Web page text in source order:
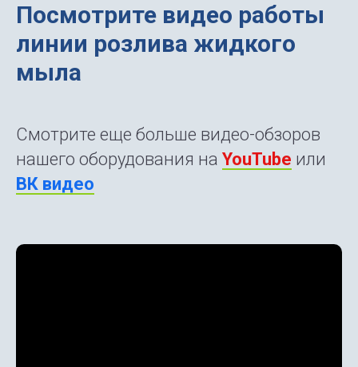
Посмотрите видео работы
линии розлива жидкого
мыла
Смотрите еще больше видео-обзоров
нашего оборудования на YouTube или
ВК видео